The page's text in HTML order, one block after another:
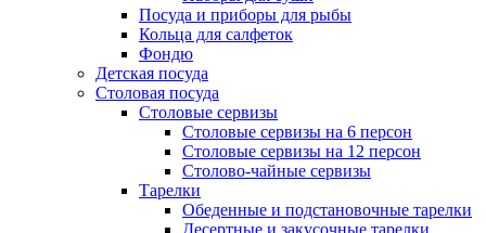
Посуда и приборы для рыбы
Кольца для салфеток
Фондю
Детская посуда
Столовая посуда
Столовые сервизы
Столовые сервизы на 6 персон
Столовые сервизы на 12 персон
Столово-чайные сервизы
Тарелки
Обеденные и подстановочные тарелки
Десертные и закусочные тарелки